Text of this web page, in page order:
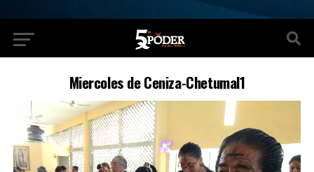
Miercoles de Ceniza-Chetumal1